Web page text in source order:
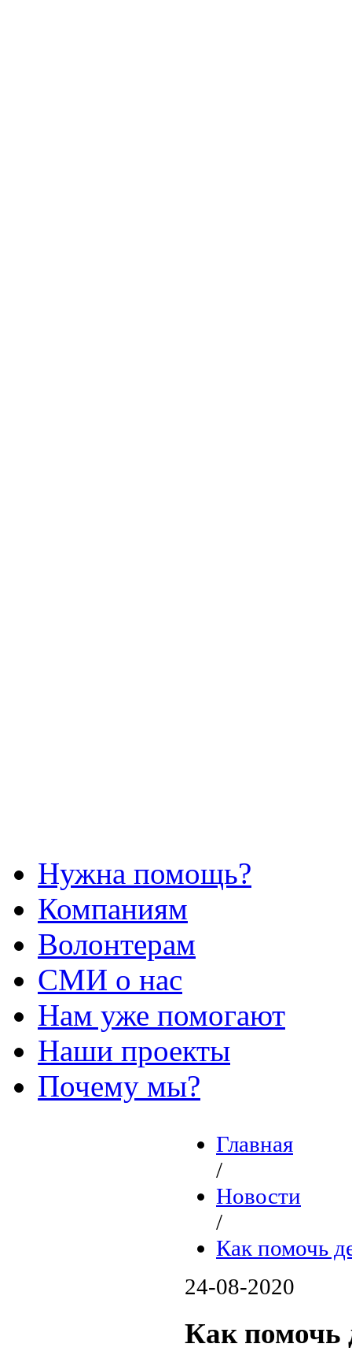
Нужна помощь?
Компаниям
Волонтерам
СМИ о нас
Нам уже помогают
Наши проекты
Почему мы?
Главная
/
Новости
/
Как помочь
24-08-2020
Как помочь